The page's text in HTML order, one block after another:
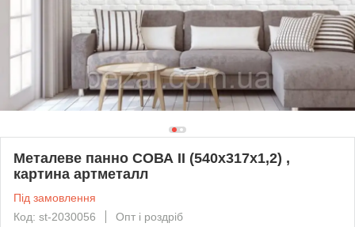
Металеве панно СОВА ІІ (540х317х1,2) ,
картина артметалл
Під замовлення
Код: st-2030056
Опт і роздріб